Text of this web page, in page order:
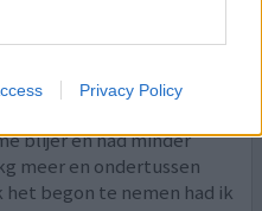
Privacy Policy
de dag moe, sliep heel
blijer en had minder
meer en ondertussen
het begon te nemen had ik